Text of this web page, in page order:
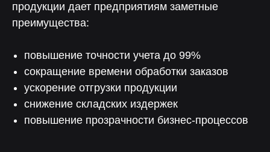
продукции дает предприятиям заметные
преимущества:
повышение точности учета до 99%
сокращение времени обработки заказов
ускорение отгрузки продукции
снижение складских издержек
повышение прозрачности бизнес-процессов